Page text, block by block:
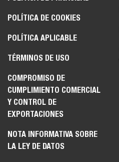
POLÍTICA DE COOKIES
POLÍTICA APLICABLE
TÉRMINOS DE USO
COMPROMISO DE
CUMPLIMIENTO COMERCIAL
Y CONTROL DE
EXPORTACIONES
NOTA INFORMATIVA SOBRE
LA LEY DE DATOS